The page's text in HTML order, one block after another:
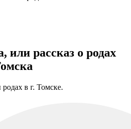
или рассказ о родах
в г. Томске.